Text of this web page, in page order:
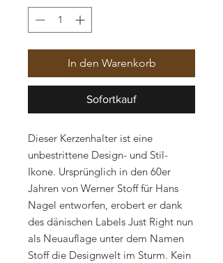
In den Warenkorb
Sofortkauf
Dieser Kerzenhalter ist eine
unbestrittene Design- und Stil-
Ikone. Ursprünglich in den 60er
Jahren von Werner Stoff für Hans
Nagel entworfen, erobert er dank
des dänischen Labels Just Right nun
als Neuauflage unter dem Namen
Stoff die Designwelt im Sturm. Kein